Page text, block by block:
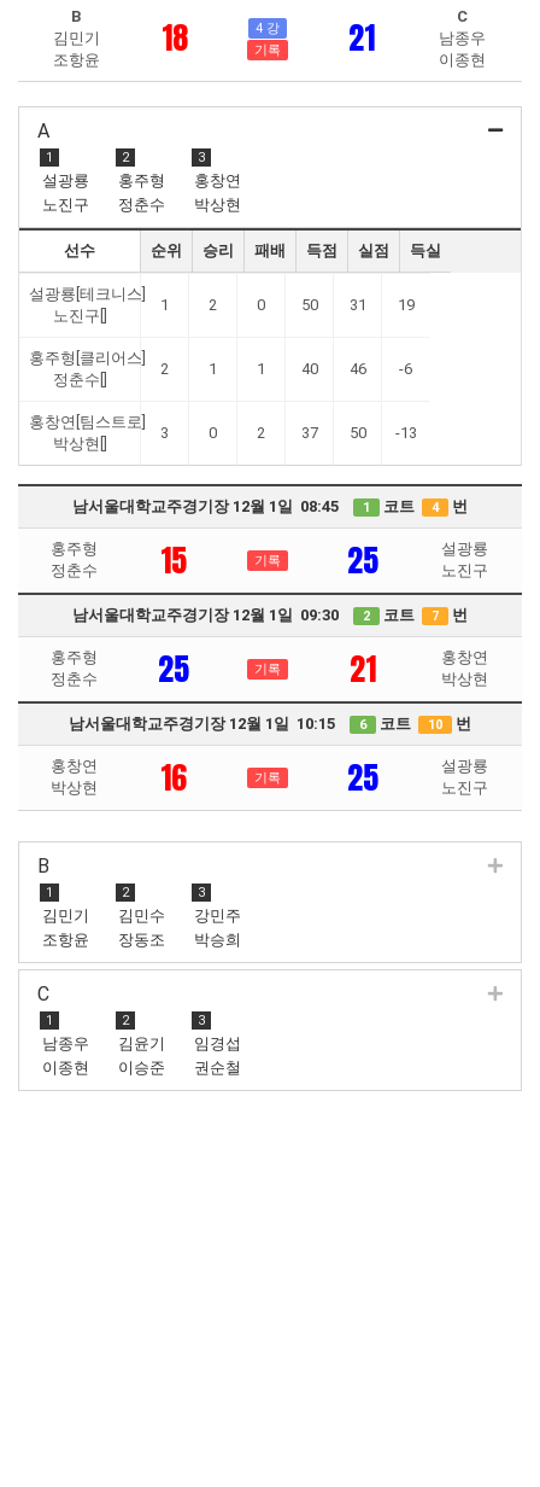
B
김민기
조항윤
18
4 강
기록
21
C
남종우
이종현
A
1
설광룡
노진구
2
홍주형
정춘수
3
홍창연
박상현
선수 순위 승리 패배 득점 실점 득실
설광룡[테크니스]
노진구[]
1 2 0 50 31 19
홍주형[클리어스]
정춘수[]
2 1 1 40 46 -6
홍창연[팀스트로]
박상현[]
3 0 2 37 50 -13
남서울대학교주경기장 12월 1일 08:45 1 코트 4 번
홍주형
정춘수
15 기록 25
설광룡
노진구
남서울대학교주경기장 12월 1일 09:30 2 코트 7 번
홍주형
정춘수
25 기록 21
홍창연
박상현
남서울대학교주경기장 12월 1일 10:15 6 코트 10 번
홍창연
박상현
16 기록 25
설광룡
노진구
B
1
김민기
조항윤
2
김민수
장동조
3
강민주
박승희
C
1
남종우
이종현
2
김윤기
이승준
3
임경섭
권순철